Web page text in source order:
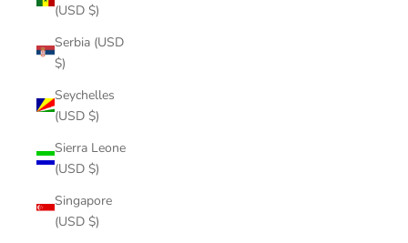
(USD $)
Serbia (USD
$)
Seychelles
(USD $)
Sierra Leone
(USD $)
Singapore
(USD $)